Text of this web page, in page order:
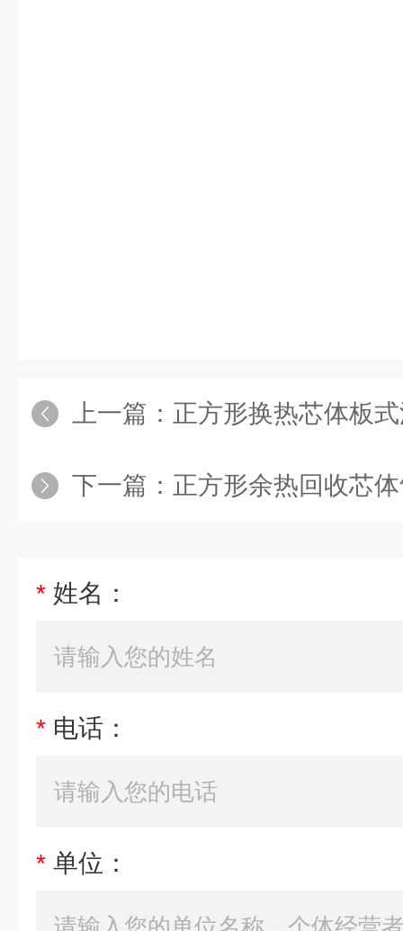
上一篇： 正方形换热芯体板
下一篇： 正方形余热回收芯
* 姓名：
* 电话：
* 单位：